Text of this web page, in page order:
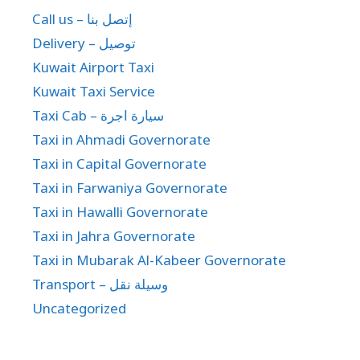
Call us – إتصل بنا
Delivery – توصيل
Kuwait Airport Taxi
Kuwait Taxi Service
Taxi Cab – سيارة اجرة
Taxi in Ahmadi Governorate
Taxi in Capital Governorate
Taxi in Farwaniya Governorate
Taxi in Hawalli Governorate
Taxi in Jahra Governorate
Taxi in Mubarak Al-Kabeer Governorate
Transport – وسيلة نقل
Uncategorized